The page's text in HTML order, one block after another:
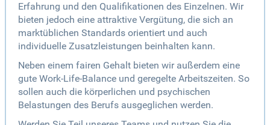
Erfahrung und den Qualifikationen des Einzelnen. Wir
bieten jedoch eine attraktive Vergütung, die sich an
marktüblichen Standards orientiert und auch
individuelle Zusatzleistungen beinhalten kann.
Neben einem fairen Gehalt bieten wir außerdem eine
gute Work-Life-Balance und geregelte Arbeitszeiten. So
sollen auch die körperlichen und psychischen
Belastungen des Berufs ausgeglichen werden.